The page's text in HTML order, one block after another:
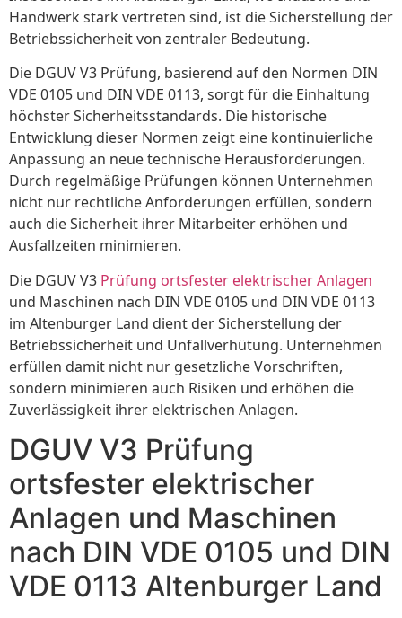
Handwerk stark vertreten sind, ist die Sicherstellung der
Betriebssicherheit von zentraler Bedeutung.
Die DGUV V3 Prüfung, basierend auf den Normen DIN
VDE 0105 und DIN VDE 0113, sorgt für die Einhaltung
höchster Sicherheitsstandards. Die historische
Entwicklung dieser Normen zeigt eine kontinuierliche
Anpassung an neue technische Herausforderungen.
Durch regelmäßige Prüfungen können Unternehmen
nicht nur rechtliche Anforderungen erfüllen, sondern
auch die Sicherheit ihrer Mitarbeiter erhöhen und
Ausfallzeiten minimieren.
Die DGUV V3 Prüfung ortsfester elektrischer Anlagen
und Maschinen nach DIN VDE 0105 und DIN VDE 0113
im Altenburger Land dient der Sicherstellung der
Betriebssicherheit und Unfallverhütung. Unternehmen
erfüllen damit nicht nur gesetzliche Vorschriften,
sondern minimieren auch Risiken und erhöhen die
Zuverlässigkeit ihrer elektrischen Anlagen.
DGUV V3 Prüfung
ortsfester elektrischer
Anlagen und Maschinen
nach DIN VDE 0105 und DIN
VDE 0113 Altenburger Land